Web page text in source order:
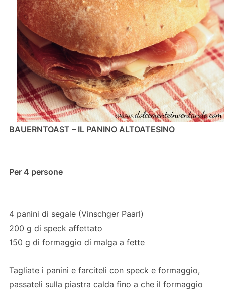
BAUERNTOAST – IL PANINO ALTOATESINO
Per 4 persone
4 panini di segale (Vinschger Paarl)
200 g di speck affettato
150 g di formaggio di malga a fette
Tagliate i panini e farciteli con speck e formaggio,
passateli sulla piastra calda fino a che il formaggio